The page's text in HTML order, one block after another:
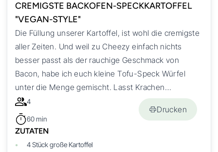
CREMIGSTE BACKOFEN-SPECKKARTOFFEL
"VEGAN-STYLE"
Die Füllung unserer Kartoffel, ist wohl die cremigste
aller Zeiten. Und weil zu Cheezy einfach nichts
besser passt als der rauchige Geschmack von
Bacon, habe ich euch kleine Tofu-Speck Würfel
unter die Menge gemischt. Lasst Krachen…
4
60 min
Drucken
ZUTATEN
4Stückgroße Kartoffel